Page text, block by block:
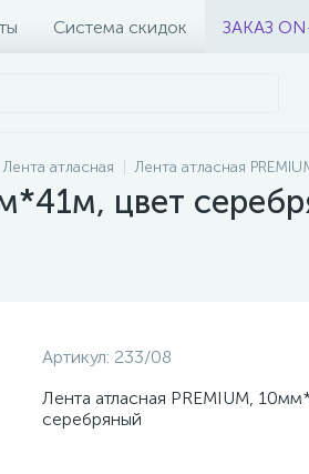
Система скидок ЗАКАЗ
Лента атласная Лента атласная
цвет
Артикул: 233/08
Лента атласная PREMIUM,
серебряный